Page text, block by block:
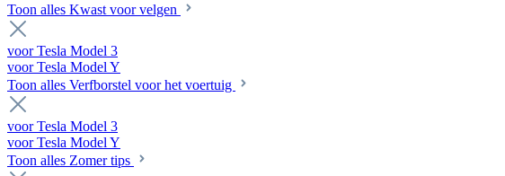
Toon alles Kwast voor velgen
voor Tesla Model 3
voor Tesla Model Y
Toon alles Verfborstel voor het voertuig
voor Tesla Model 3
voor Tesla Model Y
Toon alles Zomer tips